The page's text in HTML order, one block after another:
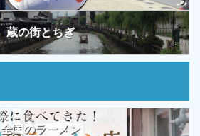
蔵の街とちぎ
全国のラーメン